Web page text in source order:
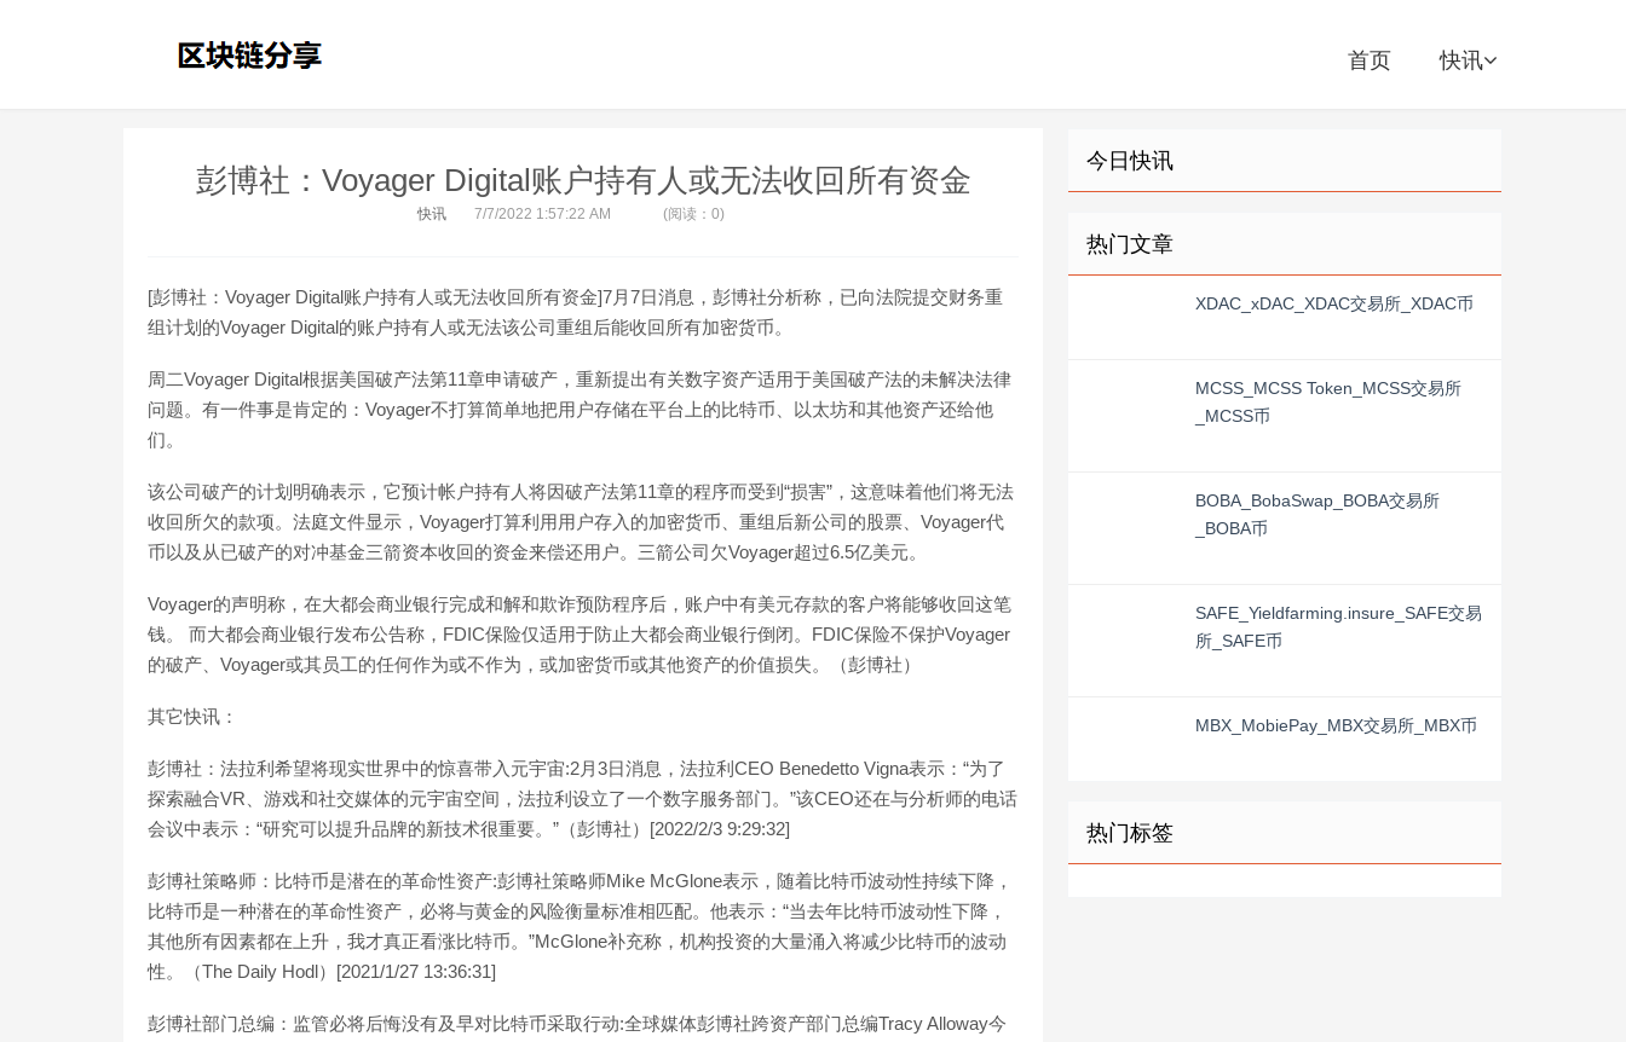
首页 快讯
彭博社：Voyager Digital账户持有人或无法收回所有资金
快讯 7/7/2022 1:57:22 AM (阅读：0)
[彭博社：Voyager Digital账户持有人或无法收回所有资金]7月7日消息，彭博社分析称，已向法院提交财务重
组计划的Voyager Digital的账户持有人或无法该公司重组后能收回所有加密货币。
周二Voyager Digital根据美国破产法第11章申请破产，重新提出有关数字资产适用于美国破产法的未解决法律
问题。有一件事是肯定的：Voyager不打算简单地把用户存储在平台上的比特币、以太坊和其他资产还给他
们。
该公司破产的计划明确表示，它预计帐户持有人将因破产法第11章的程序而受到“损害”，这意味着他们将无法
收回所欠的款项。法庭文件显示，Voyager打算利用用户存入的加密货币、重组后新公司的股票、Voyager代
币以及从已破产的对冲基金三箭资本收回的资金来偿还用户。三箭公司欠Voyager超过6.5亿美元。
Voyager的声明称，在大都会商业银行完成和解和欺诈预防程序后，账户中有美元存款的客户将能够收回这笔
钱。 而大都会商业银行发布公告称，FDIC保险仅适用于防止大都会商业银行倒闭。FDIC保险不保护Voyager
的破产、Voyager或其员工的任何作为或不作为，或加密货币或其他资产的价值损失。（彭博社）
其它快讯：
彭博社：法拉利希望将现实世界中的惊喜带入元宇宙:2月3日消息，法拉利CEO Benedetto Vigna表示：“为了
探索融合VR、游戏和社交媒体的元宇宙空间，法拉利设立了一个数字服务部门。”该CEO还在与分析师的电话
会议中表示：“研究可以提升品牌的新技术很重要。”（彭博社）[2022/2/3 9:29:32]
彭博社策略师：比特币是潜在的革命性资产:彭博社策略师Mike McGlone表示，随着比特币波动性持续下降，
比特币是一种潜在的革命性资产，必将与黄金的风险衡量标准相匹配。他表示：“当去年比特币波动性下降，
其他所有因素都在上升，我才真正看涨比特币。”McGlone补充称，机构投资的大量涌入将减少比特币的波动
性。（The Daily Hodl）[2021/1/27 13:36:31]
彭博社部门总编：监管必将后悔没有及早对比特币采取行动:全球媒体彭博社跨资产部门总编Tracy Alloway今
今日快讯
热门文章
XDAC_xDAC_XDAC交易所_XDAC币
MCSS_MCSS Token_MCSS交易所
_MCSS币
BOBA_BobaSwap_BOBA交易所
_BOBA币
SAFE_Yieldfarming.insure_SAFE交易
所_SAFE币
MBX_MobiePay_MBX交易所_MBX币
热门标签